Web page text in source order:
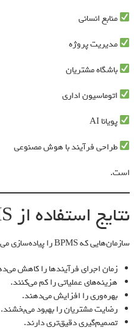
منابع انسانی
مدیریت پروژه
باشگاه مشتریان
اتوماسیون اداری
پویانا AI
طراحی فرآیند با هوش مصنوعی
است.
نتایج استفاده از BPMS
سازمان‌هایی که BPMS را پیاده‌سازی می‌کنند معمولاً:
زمان اجرای فرآیندها را کاهش
هزینه‌های عملیاتی را کم می‌کنند.
بهره‌وری را افزایش می‌دهند.
رضایت مشتریان را بهبود می‌بخشند.
تصمیم‌گیری دقیق‌تری دارند.